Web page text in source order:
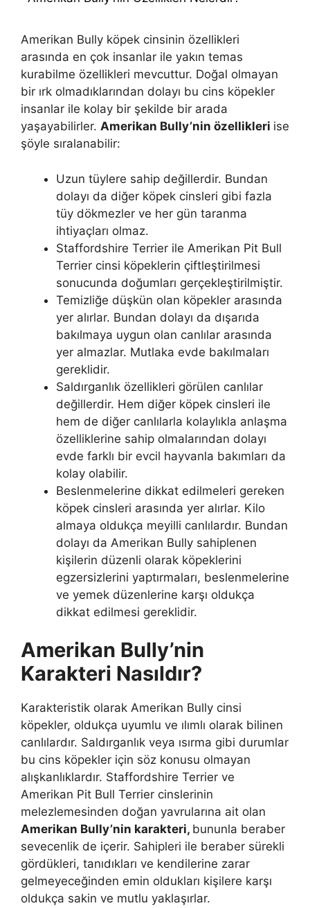
Amerikan Bully köpek cinsinin özellikleri
arasında en çok insanlar ile yakın temas
kurabilme özellikleri mevcuttur. Doğal olmayan
bir ırk olmadıklarından dolayı bu cins köpekler
insanlar ile kolay bir şekilde bir arada
yaşayabilirler. Amerikan Bully’nin özellikleri ise
şöyle sıralanabilir:
Uzun tüylere sahip değillerdir. Bundan
dolayı da diğer köpek cinsleri gibi fazla
tüy dökmezler ve her gün taranma
ihtiyaçları olmaz.
Staffordshire Terrier ile Amerikan Pit Bull
Terrier cinsi köpeklerin çiftleştirilmesi
sonucunda doğumları gerçekleştirilmiştir.
Temizliğe düşkün olan köpekler arasında
yer alırlar. Bundan dolayı da dışarıda
bakılmaya uygun olan canlılar arasında
yer almazlar. Mutlaka evde bakılmaları
gereklidir.
Saldırganlık özellikleri görülen canlılar
değillerdir. Hem diğer köpek cinsleri ile
hem de diğer canlılarla kolaylıkla anlaşma
özelliklerine sahip olmalarından dolayı
evde farklı bir evcil hayvanla bakımları da
kolay olabilir.
Beslenmelerine dikkat edilmeleri gereken
köpek cinsleri arasında yer alırlar. Kilo
almaya oldukça meyilli canlılardır. Bundan
dolayı da Amerikan Bully sahiplenen
kişilerin düzenli olarak köpeklerini
egzersizlerini yaptırmaları, beslenmelerine
ve yemek düzenlerine karşı oldukça
dikkat edilmesi gereklidir.
Amerikan Bully’nin
Karakteri Nasıldır?
Karakteristik olarak Amerikan Bully cinsi
köpekler, oldukça uyumlu ve ılımlı olarak bilinen
canlılardır. Saldırganlık veya ısırma gibi durumlar
bu cins köpekler için söz konusu olmayan
alışkanlıklardır. Staffordshire Terrier ve
Amerikan Pit Bull Terrier cinslerinin
melezlemesinden doğan yavrularına ait olan
Amerikan Bully’nin karakteri, bununla beraber
sevecenlik de içerir. Sahipleri ile beraber sürekli
gördükleri, tanıdıkları ve kendilerine zarar
gelmeyeceğinden emin oldukları kişilere karşı
oldukça sakin ve mutlu yaklaşırlar.